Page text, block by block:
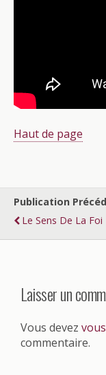
Haut de page
Publication
Le Sens De La Foi
Laisser un
Vous devez
commentaire.